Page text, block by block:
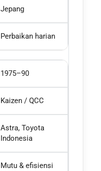
Jepang
Perbaikan harian
1975–90
Kaizen / QCC
Astra, Toyota
Indonesia
Mutu & efisiensi